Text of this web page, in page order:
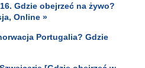
Gdzie obejrzeć na żywo?
Online »
Portugalia? Gdzie